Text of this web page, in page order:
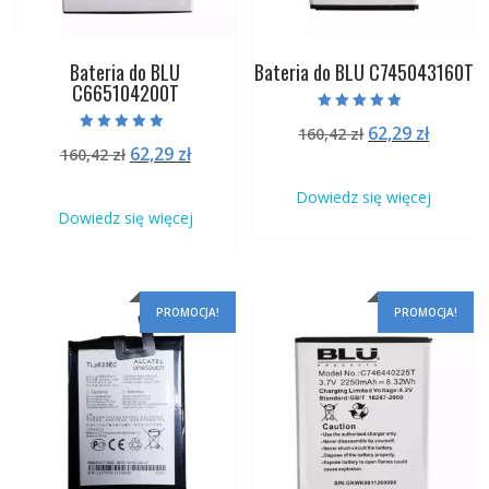
Bateria do BLU
C665104200T
5.00
na 5
160,42zł Pierwotna
160,42 zł.
62,29 złAktualna
62,29 zł.
Dowiedz się więcej
Bateria do BLU C745043160T
4.50
na 5
160,42zł Pierwotna
160,42 zł.
62,29 zł
62,29
Dowiedz się więcej
PROMOCJA! PROMOCJA!